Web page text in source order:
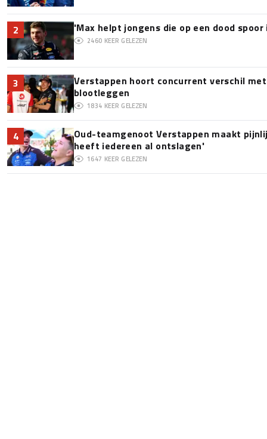
2 'Max helpt jongens die op een dood
2460 KEER GELEZEN
3
Verstappen hoort concurrent verschil
blootleggen
1834 KEER GELEZEN
4
Oud-teamgenoot Verstappen maakt
heeft iedereen al ontslagen'
1647 KEER GELEZEN